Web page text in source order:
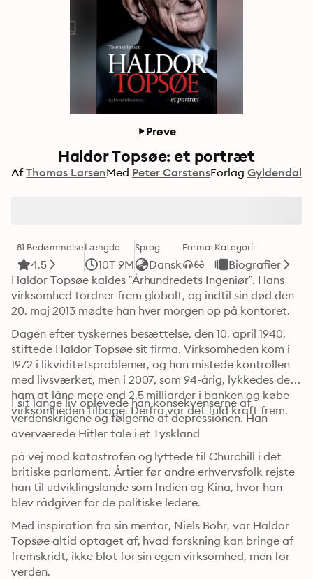
Prøve
Haldor Topsøe: et portræt
Af Thomas LarsenMed Peter CarstensForlag Gyldendal
81 Bedømmelse
4.5
Længde
10T 9M
Sprog
Dansk
FormatKategori
Biografier
Haldor Topsøe kaldes ”Århundredets Ingeniør”. Hans
virksomhed tordner frem globalt, og indtil sin død den
20. maj 2013 mødte han hver morgen op på kontoret.
Dagen efter tyskernes besættelse, den 10. april 1940,
stiftede Haldor Topsøe sit firma. Virksomheden kom i
1972 i likviditetsproblemer, og han mistede kontrollen
med livsværket, men i 2007, som 94-årig, lykkedes det
ham at låne mere end 2,5 milliarder i banken og købe
virksomheden tilbage. Derfra var det fuld kraft frem.
I sit lange liv oplevede han konsekvenserne af
verdenskrigene og følgerne af depressionen. Han
overværede Hitler tale i et Tyskland
på vej mod katastrofen og lyttede til Churchill i det
britiske parlament. Årtier før andre erhvervsfolk rejste
han til udviklingslande som Indien og Kina, hvor han
blev rådgiver for de politiske ledere.
Med inspiration fra sin mentor, Niels Bohr, var Haldor
Topsøe altid optaget af, hvad forskning kan bringe af
fremskridt, ikke blot for sin egen virksomhed, men for
verden.